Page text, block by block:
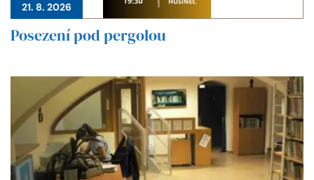
21. 8. 2026
Posezení pod pergolou